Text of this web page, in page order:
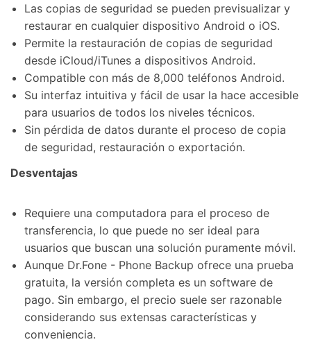
Las copias de seguridad se pueden previsualizar y
restaurar en cualquier dispositivo Android o iOS.
Permite la restauración de copias de seguridad
desde iCloud/iTunes a dispositivos Android.
Compatible con más de 8,000 teléfonos Android.
Su interfaz intuitiva y fácil de usar la hace accesible
para usuarios de todos los niveles técnicos.
Sin pérdida de datos durante el proceso de copia
de seguridad, restauración o exportación.
Desventajas
Requiere una computadora para el proceso de
transferencia, lo que puede no ser ideal para
usuarios que buscan una solución puramente móvil.
Aunque Dr.Fone - Phone Backup ofrece una prueba
gratuita, la versión completa es un software de
pago. Sin embargo, el precio suele ser razonable
considerando sus extensas características y
conveniencia.